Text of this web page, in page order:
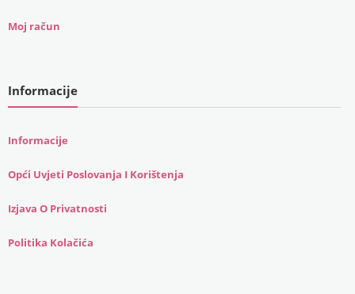
Moj račun
Informacije
Informacije
Opći Uvjeti Poslovanja I Korištenja
Izjava O Privatnosti
Politika Kolačića